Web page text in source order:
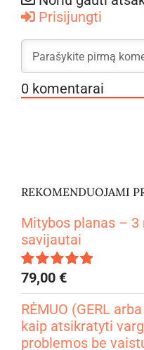
Prisijungti
0 komentarai
REKOMENDUOJAMI
Mitybos planas –
savijautai
Įvertinimas:
4.99iš 5
79,00 €
RĖMUO (GERL
kaip atsikratyti
problemos be